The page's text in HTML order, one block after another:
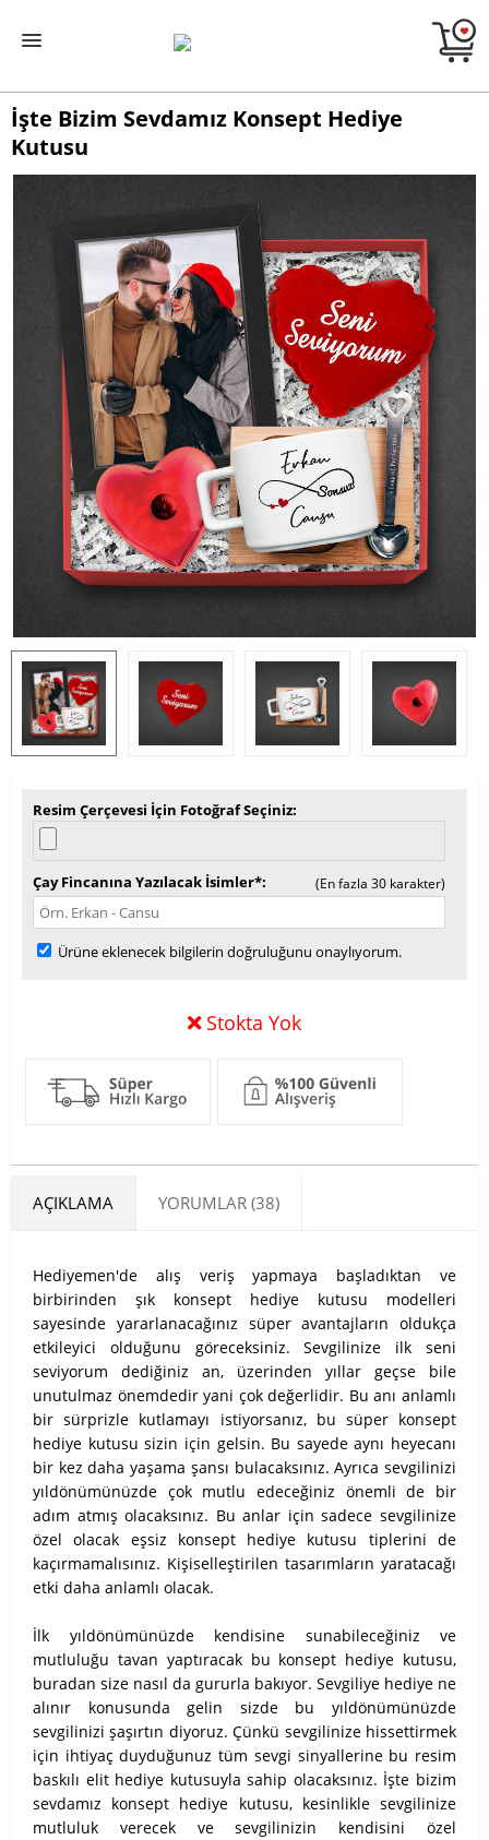
İşte Bizim Sevdamız Konsept Hediye
Kutusu
Resim Çerçevesi İçin Fotoğraf Seçiniz
Çay Fincanına Yazılacak İsimler* (En fazla 30 karakter)
Ürüne eklenecek bilgilerin doğruluğunu onaylıyorum.
Stokta Yok
AÇIKLAMA YORUMLAR (38)
Hediyemen'de alış veriş yapmaya başladıktan ve
birbirinden şık konsept hediye kutusu modelleri
sayesinde yararlanacağınız süper avantajların oldukça
etkileyici olduğunu göreceksiniz. Sevgilinize ilk seni
seviyorum dediğiniz an, üzerinden yıllar geçse bile
unutulmaz önemdedir yani çok değerlidir. Bu anı anlamlı
bir sürprizle kutlamayı istiyorsanız, bu süper konsept
hediye kutusu sizin için gelsin. Bu sayede aynı heyecanı
bir kez daha yaşama şansı bulacaksınız. Ayrıca sevgilinizi
yıldönümünüzde çok mutlu edeceğiniz önemli de bir
adım atmış olacaksınız. Bu anlar için sadece sevgilinize
özel olacak eşsiz konsept hediye kutusu tiplerini de
kaçırmamalısınız. Kişiselleştirilen tasarımların yaratacağı
etki daha anlamlı olacak.
İlk yıldönümünüzde kendisine sunabileceğiniz ve
mutluluğu tavan yaptıracak bu konsept hediye kutusu,
buradan size nasıl da gururla bakıyor. Sevgiliye hediye ne
alınır konusunda gelin sizde bu yıldönümünüzde
sevgilinizi şaşırtın diyoruz. Çünkü sevgilinize hissettirmek
için ihtiyaç duyduğunuz tüm sevgi sinyallerine bu resim
baskılı elit hediye kutusuyla sahip olacaksınız. İşte bizim
sevdamız konsept hediye kutusu, kesinlikle sevgilinize
mutluluk verecek ve sevgilinizin kendisini özel